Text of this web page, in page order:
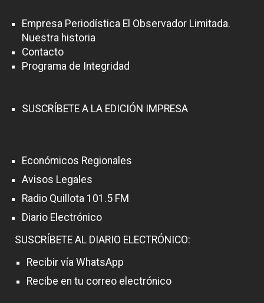
Empresa Periodística El Observador Limitada.
Nuestra historia
Contacto
Programa de Integridad
SUSCRÍBETE A LA EDICIÓN IMPRESA
Económicos Regionales
Avisos Legales
Radio Quillota 101.5 FM
Diario Electrónico
SUSCRÍBETE AL DIARIO ELECTRÓNICO:
Recibir vía WhatsApp
Recibe en tu correo electrónico